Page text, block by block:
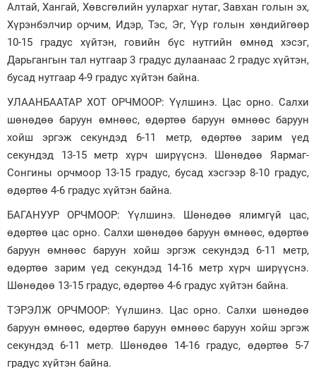
Алтай, Хангай, Хөвсгөлийн уулархаг нутаг, Завхан голын эх,
Хүрэнбэлчир орчим, Идэр, Тэс, Эг, Үүр голын хөндийгөөр
10-15 градус хүйтэн, говийн бүс нутгийн өмнөд хэсэг,
Дарьгангын тал нутгаар 3 градус дулаанаас 2 градус хүйтэн,
бусад нутгаар 4-9 градус хүйтэн байна.
УЛААНБААТАР ХОТ ОРЧМООР: Үүлшинэ. Цас орно. Салхи
шөнөдөө баруун өмнөөс, өдөртөө баруун өмнөөс баруун
хойш эргэж секундэд 6-11 метр, өдөртөө зарим үед
секундэд 13-15 метр хүрч ширүүснэ. Шөнөдөө Яармаг-
Сонгины орчмоор 13-15 градус, бусад хэсгээр 8-10 градус,
өдөртөө 4-6 градус хүйтэн байна.
БАГАНУУР ОРЧМООР: Үүлшинэ. Шөнөдөө ялимгүй цас,
өдөртөө цас орно. Салхи шөнөдөө баруун өмнөөс, өдөртөө
баруун өмнөөс баруун хойш эргэж секундэд 6-11 метр,
өдөртөө зарим үед секундэд 14-16 метр хүрч ширүүснэ.
Шөнөдөө 13-15 градус, өдөртөө 4-6 градус хүйтэн байна.
ТЭРЭЛЖ ОРЧМООР: Үүлшинэ. Цас орно. Салхи шөнөдөө
баруун өмнөөс, өдөртөө баруун өмнөөс баруун хойш эргэж
секундэд 6-11 метр. Шөнөдөө 14-16 градус, өдөртөө 5-7
градус хүйтэн байна.